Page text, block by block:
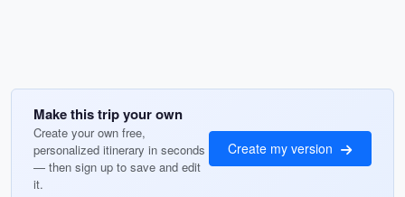
Make this trip your own
Create your own free,
personalized itinerary in seconds
— then sign up to save and edit
it.
Create my version